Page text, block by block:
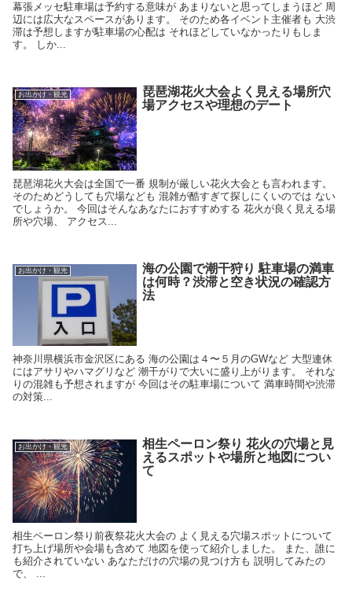
幕張メッセ駐車場は予約する意味が あまりないと思ってしまうほど 周
辺には広大なスペースがあります。 そのため各イベント主催者も 大渋
滞は予想しますが駐車場の心配は それほどしていなかったりもしま
す。 しか...
お出かけ・観光
琵琶湖花火大会よく見える場所穴
場アクセスや理想のデート
琵琶湖花火大会は全国で一番 規制が厳しい花火大会とも言われます。
そのためどうしても穴場なども 混雑が酷すぎて探しにくいのでは ない
でしょうか。 今回はそんなあなたにおすすめする 花火が良く見える場
所や穴場、 アクセス...
お出かけ・観光
海の公園で潮干狩り 駐車場の満車
は何時？渋滞と空き状況の確認方
法
神奈川県横浜市金沢区にある 海の公園は４〜５月のGWなど 大型連休
にはアサリやハマグリなど 潮干がりで大いに盛り上がります。 それな
りの混雑も予想されますが 今回はその駐車場について 満車時間や渋滞
の対策...
お出かけ・観光
相生ペーロン祭り 花火の穴場と見
えるスポットや場所と地図につい
て
相生ペーロン祭り前夜祭花火大会の よく見える穴場スポットについて
打ち上げ場所や会場も含めて 地図を使って紹介しました。 また、誰に
も紹介されていない あなただけの穴場の見つけ方も 説明してみたの
で、 ...